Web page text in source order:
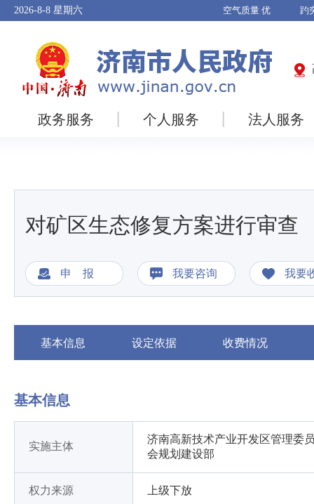
2026-8-8 星期六
政务服务 个人服务 法人服务
对矿区生态修复方案进行审查
申 报 我要咨询 我要
基本信息 设定依据 收费情况
基本信息
实施主体
济南高新技术产业开发区管理委
会规划建设部
权力来源 上级下放